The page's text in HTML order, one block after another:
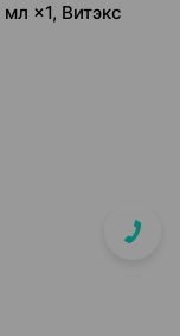
×1, Витэкс